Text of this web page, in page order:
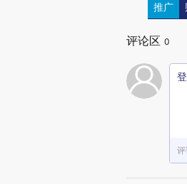
推广
评论区 0